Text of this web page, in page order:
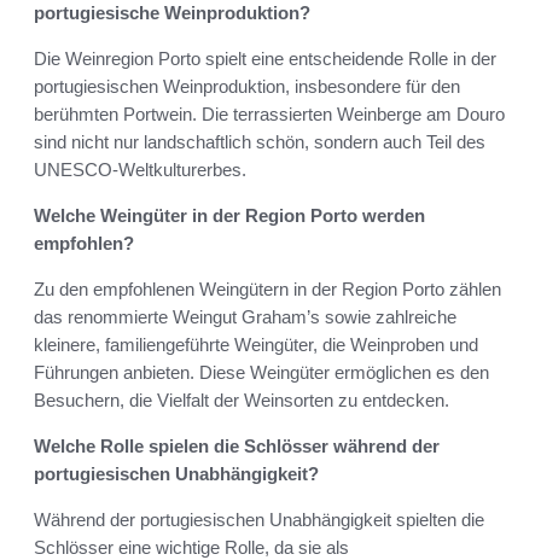
portugiesische Weinproduktion?
Die Weinregion Porto spielt eine entscheidende Rolle in der
portugiesischen Weinproduktion, insbesondere für den
berühmten Portwein. Die terrassierten Weinberge am Douro
sind nicht nur landschaftlich schön, sondern auch Teil des
UNESCO-Weltkulturerbes.
Welche Weingüter in der Region Porto werden
empfohlen?
Zu den empfohlenen Weingütern in der Region Porto zählen
das renommierte Weingut Graham’s sowie zahlreiche
kleinere, familiengeführte Weingüter, die Weinproben und
Führungen anbieten. Diese Weingüter ermöglichen es den
Besuchern, die Vielfalt der Weinsorten zu entdecken.
Welche Rolle spielen die Schlösser während der
portugiesischen Unabhängigkeit?
Während der portugiesischen Unabhängigkeit spielten die
Schlösser eine wichtige Rolle, da sie als